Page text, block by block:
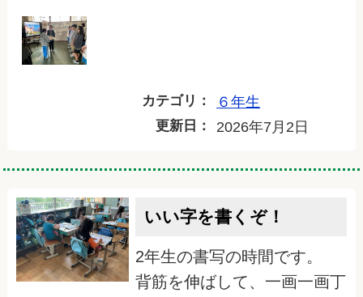
カテゴリ： ６年生
更新日： 2026年7月2日
いい字を書くぞ！
2年生の書写の時間です。
背筋を伸ばして、一画一画丁